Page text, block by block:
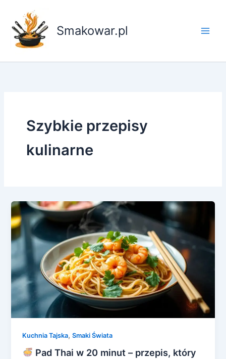
treści
Smakowar.pl
Szybkie przepisy
kulinarne
Kuchnia Tajska,Smaki Świata
Pad Thai w 20 minut – przepis, który